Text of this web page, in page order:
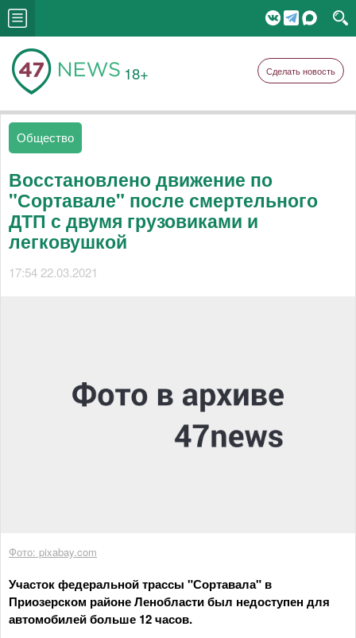
18+ Сделать новость
Общество
Восстановлено движение по
"Сортавале" после смертельного
ДТП с двумя грузовиками и
легковушкой
17:54 22.03.2021
Фото: pixabay.com
Участок федеральной трассы "Сортавала" в
Приозерском районе Ленобласти был недоступен для
автомобилей больше 12 часов.